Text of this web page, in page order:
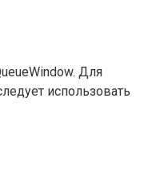
Для
использовать